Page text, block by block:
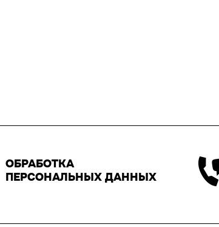
ОБРАБОТКА
ПЕРСОНАЛЬНЫХ ДАННЫХ